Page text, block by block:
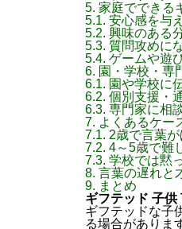
5. 家庭でできる
5.1. 安心感を与
5.2. 興味のある
5.3. 質問攻めに
5.4. ゲームや遊
6. 園・学校・専
6.1. 園や学校に
6.2. 個別支援・
6.3. 専門家に相
7. よくあるケー
7.1. 2歳で言葉
7.2. 4～5歳で難
7.3. 学校では黙
8. 言葉の遅れと
9. まとめ
ギフテッド 子
ギフテッドな子
る場合がありま